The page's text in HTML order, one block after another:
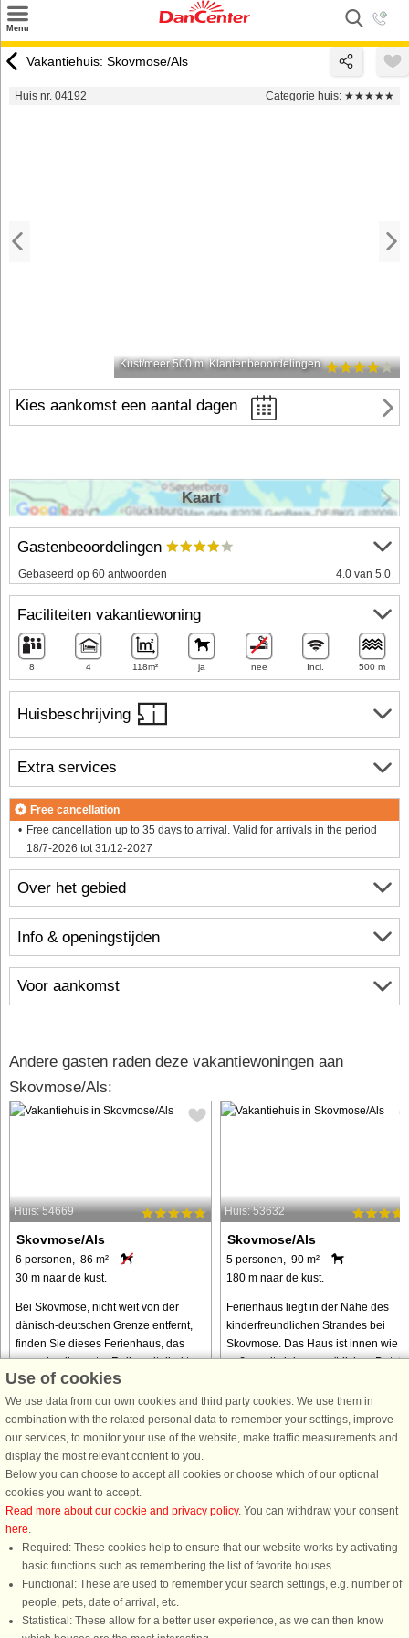
Menu
Inspiratie
Vakantiehuis: Skovmose/Als
Huis nr. 04192 Categorie huis: ★★★★★
Kust/meer 500 m Klantenbeoordelingen
Kies aankomst een aantal dagen
Huisbeschrijving
Over het gebied
Info & openingstijden
Voor aankomst
Gastenbeoordelingen
Gebaseerd op 60 antwoorden 4.0 van 5.0
Faciliteiten vakantiewoning
8 4 118m² ja nee Incl. 500 m
Extra services
Free cancellation
Free cancellation up to 35 days to arrival. Valid for arrivals in the period
18/7-2026 tot 31/12-2027
Kaart
Andere gasten raden deze vakantiewoningen aan
Skovmose/Als:
Huis: 54669
Skovmose/Als
6 personen, 86 m²
30 m naar de kust.
Bei Skovmose, nicht weit von der
dänisch-deutschen Grenze entfernt,
finden Sie dieses Ferienhaus, das
vorne in allererster Reihe mit direktem
Blick auf das Meer steht. Das
Ferienhaus liegt in einem beliebten ...
van € 671
Huis: 53632
Skovmose/Als
5 personen, 90 m²
180 m naar de kust.
Ferienhaus liegt in der Nähe des
kinderfreundlichen Strandes bei
Skovmose. Das Haus ist innen wie
außen mit vielen gemütlichen Details
Atmosphäre beitragen. Schöne,
bequeme ...
van € 653
DanCenter A/S - Kronprinsensgade 3, 2. - 1114 København K - Danmark
Tel.: +45 70 13 00 00 - Fax.: +45 70 13 70 70 - CVR: 67324013
Use of cookies
We use data from our own cookies and third party cookies. We use them in
combination with the related personal data to remember your settings, improve
our services, to monitor your use of the website, make traffic measurements and
display the most relevant content to you.
Below you can choose to accept all cookies or choose which of our optional
cookies you want to accept.
Read more about our cookie and privacy policy. You can withdraw your consent
here.
Required: These cookies help to ensure that our website works by activating
basic functions such as remembering the list of favorite houses.
Functional: These are used to remember your search settings, e.g. number of
people, pets, date of arrival, etc.
Statistical: These allow for a better user experience, as we can then know